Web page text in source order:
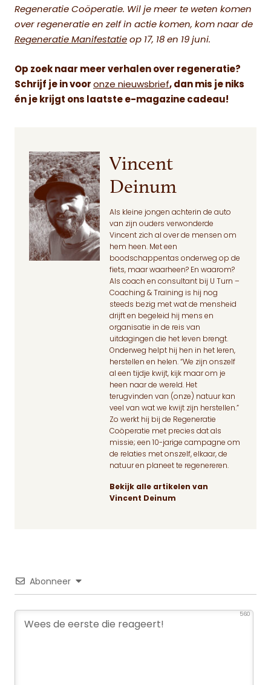
Regeneratie Coöperatie. Wil je meer te weten komen
over regeneratie en zelf in actie komen, kom naar de
Regeneratie Manifestatie op 17, 18 en 19 juni.
Op zoek naar meer verhalen over regeneratie?
Schrijf je in voor onze nieuwsbrief, dan mis je niks
én je krijgt ons laatste e-magazine cadeau!
Vincent
Deinum
Als kleine jongen achterin de auto
van zijn ouders verwonderde
Vincent zich al over de mensen om
hem heen. Met een
boodschappentas onderweg op de
fiets, maar waarheen? En waarom?
Als coach en consultant bij U Turn –
Coaching & Training is hij nog
steeds bezig met wat de mensheid
drijft en begeleid hij mens en
organisatie in de reis van
uitdagingen die het leven brengt.
Onderweg helpt hij hen in het leren,
herstellen en helen. “We zijn onszelf
al een tijdje kwijt, kijk maar om je
heen naar de wereld. Het
terugvinden van (onze) natuur kan
veel van wat we kwijt zijn herstellen.”
Zo werkt hij bij de Regeneratie
Coöperatie met precies dat als
missie; een 10-jarige campagne om
de relaties met onszelf, elkaar, de
natuur en planeet te regenereren.
Bekijk alle artikelen van
Vincent Deinum
Abonneer
560